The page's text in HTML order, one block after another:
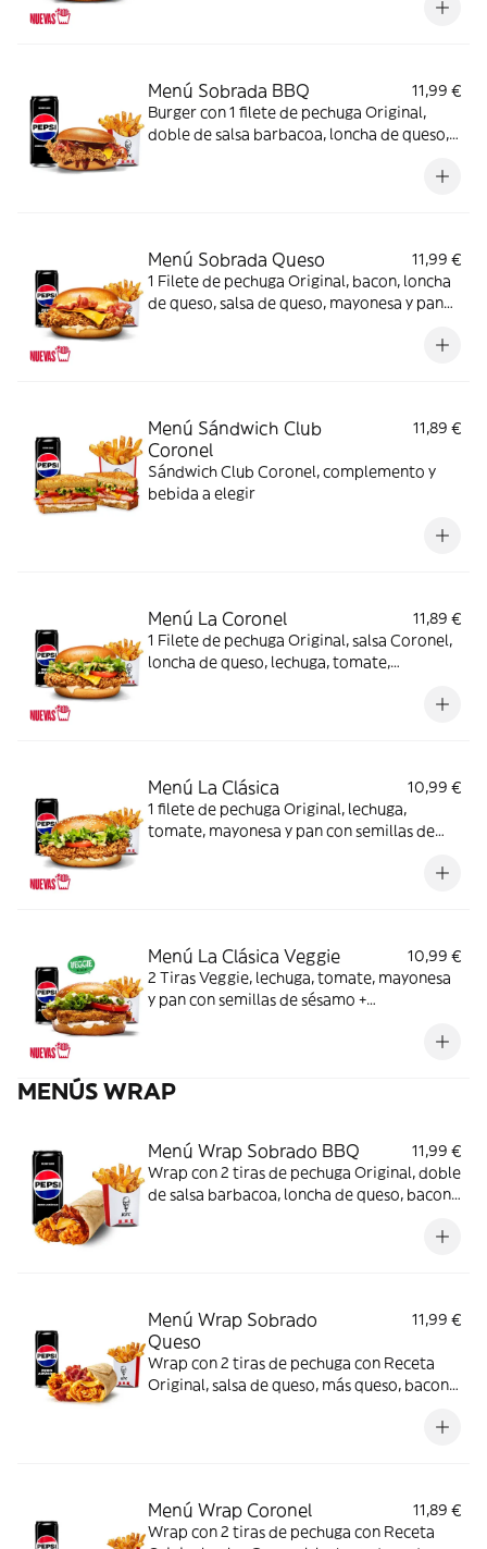
Menú Sobrada BBQ
11,99 €
Burger con 1 filete de pechuga Original,
doble de salsa barbacoa, loncha de queso,
Menú Sobrada Queso
11,99 €
1 Filete de pechuga Original, bacon, loncha
de queso, salsa de queso, mayonesa y pan
Menú Sándwich Club
Coronel
11,89 €
Sándwich Club Coronel, complemento y
bebida a elegir
Menú La Coronel
11,89 €
1 Filete de pechuga Original, salsa Coronel,
loncha de queso, lechuga, tomate,
Menú La Clásica
10,99 €
1 filete de pechuga Original, lechuga,
tomate, mayonesa y pan con semillas de
Menú La Clásica Veggie
10,99 €
2 Tiras Veggie, lechuga, tomate, mayonesa
y pan con semillas de sésamo +
MENÚS WRAP
Menú Wrap Sobrado BBQ
11,99 €
Wrap con 2 tiras de pechuga Original, doble
de salsa barbacoa, loncha de queso, bacon
Menú Wrap Sobrado
Queso
11,99 €
Wrap con 2 tiras de pechuga con Receta
Original, salsa de queso, más queso, bacon y
Menú Wrap Coronel
11,89 €
Wrap con 2 tiras de pechuga con Receta